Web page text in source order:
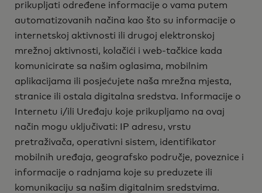
prikupljati određene informacije o vama putem
automatizovanih načina kao što su informacije o
internetskoj aktivnosti ili drugoj elektronskoj
mrežnoj aktivnosti, kolačići i web-tačkice kada
komunicirate sa našim oglasima, mobilnim
aplikacijama ili posjećujete naša mrežna mjesta,
stranice ili ostala digitalna sredstva. Informacije o
Internetu i/ili Uređaju koje prikupljamo na ovaj
način mogu uključivati: IP adresu, vrstu
pretraživača, operativni sistem, identifikator
mobilnih uređaja, geografsko područje, poveznice i
informacije o radnjama koje su preduzete ili
komunikaciju sa našim digitalnim sredstvima.